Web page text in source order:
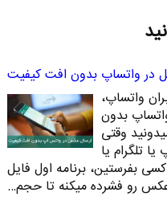
در واتساپ بدون افت کیفیت
واتساپ،
بدون
وقتی
تلگرام یا
بفرستین، برنامه اول فایل
رو فشرده میکنه تا حجم…